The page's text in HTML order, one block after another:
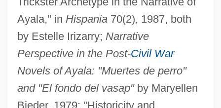
Ayala," in Hispania70(2), 1987, both
by Estelle Irizarry; Narrative
Perspective in the Post-Civil War
Novels of Ayala: "Muertes de perro"
and "El fondo del vasap"by Maryellen
Bieder, 1979; "Historicity and